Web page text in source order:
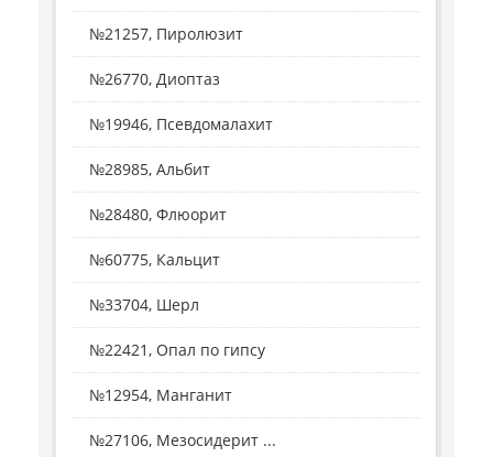
№21257, Пиролюзит
№26770, Диоптаз
№19946, Псевдомалахит
№28985, Альбит
№28480, Флюорит
№60775, Кальцит
№33704, Шерл
№22421, Опал по гипсу
№12954, Манганит
№27106, Мезосидерит ...